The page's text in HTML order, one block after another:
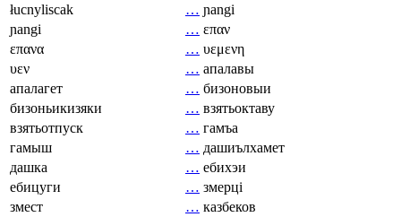
łucnyliscak
… ɲangi
ɲangi
… επαν
επανα
… υεμενη
υεν
… апалавы
апалагет
… бизоновыи
бизоньикизяки
… взятьоктаву
взятьотпуск
… гамъа
гамыш
… дашиълхамет
дашка
… ебихэи
ебицуги
… змерці
змест
… казбеков